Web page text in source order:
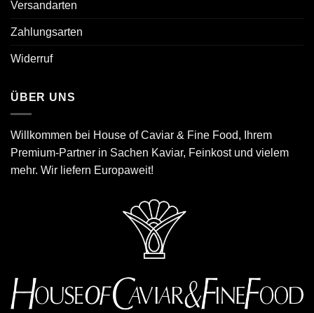
Versandarten
Zahlungsarten
Widerruf
ÜBER UNS
Willkommen bei House of Caviar & Fine Food, Ihrem
Premium-Partner in Sachen Kaviar, Feinkost und vielem
mehr. Wir liefern Europaweit!